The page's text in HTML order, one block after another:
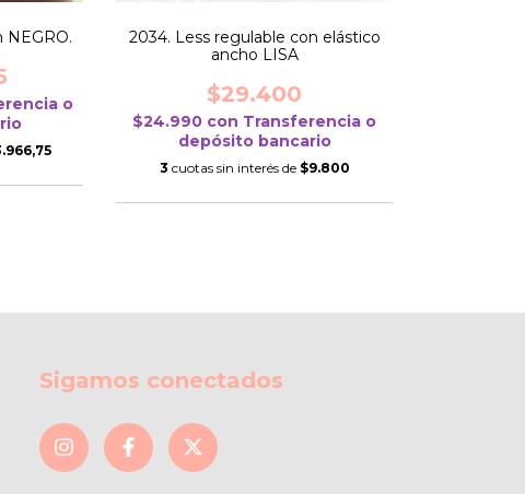
NEGRO.
o
2034. Less regulable con elástico
ancho LISA
$29.400
$24.990 con Transferencia o
depósito bancario
3 cuotas sin interés de $9.800
Sigamos conectados